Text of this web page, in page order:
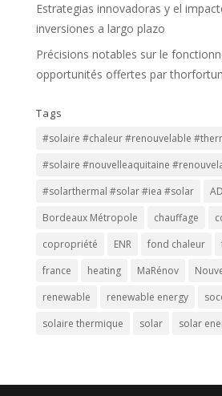
Estrategias innovadoras y el
inversiones a largo plazo
Précisions notables sur le
opportunités offertes par
Tags
#solaire #chaleur #renouvelable
#solaire #nouvelleaquitaine
#solarthermal #solar #iea #solar
Bordeaux Métropole
chauffage
copropriété
ENR fond chaleur
france
heating MaRénov
renewable
renewable energy
solaire thermique
solar solar